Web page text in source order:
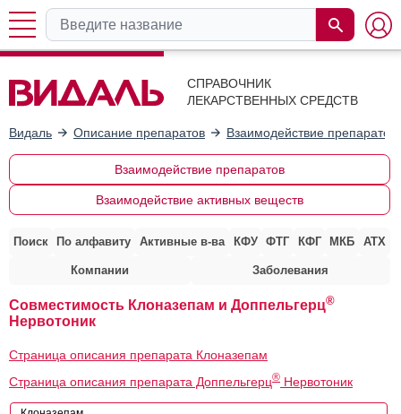
СПРАВОЧНИК
ЛЕКАРСТВЕННЫХ СРЕДСТВ
Видаль Описание препаратов Взаимодействие препаратов
Взаимодействие препаратов
Взаимодействие активных веществ
Поиск По алфавиту Активные в-ва КФУ ФТГ КФГ МКБ АТХ
Компании Заболевания
Совместимость Клоназепам и Доппельгерц®
Нервотоник
Страница описания препарата Клоназепам
Страница описания препарата Доппельгерц® Нервотоник